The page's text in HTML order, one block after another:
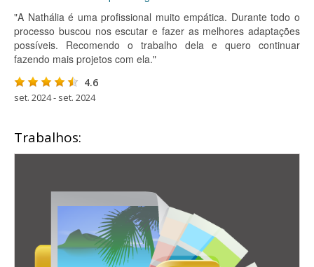
"A Nathália é uma profissional muito empática. Durante todo o
processo buscou nos escutar e fazer as melhores adaptações
possíveis. Recomendo o trabalho dela e quero continuar
fazendo mais projetos com ela."
4.6
set. 2024 - set. 2024
Trabalhos: